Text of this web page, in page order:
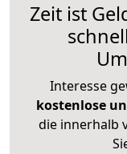
Zeit ist
Interesse
kostenlose
die innerhalb